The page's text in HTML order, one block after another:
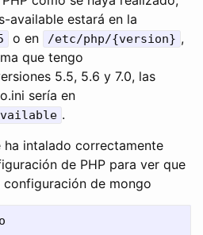
available estará en la
o en /etc/php/{version} ,
que tengo
5.5, 5.6 y 7.0, las
sería en
.
ha intalado correctamente
de PHP para ver que
de mongo